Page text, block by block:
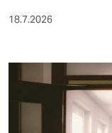
18.7.2026